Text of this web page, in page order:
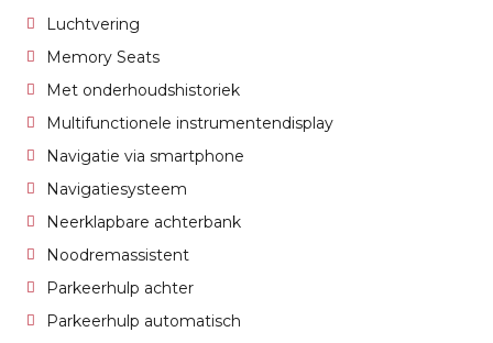
Luchtvering
Memory Seats
Met onderhoudshistoriek
Multifunctionele instrumentendisplay
Navigatie via smartphone
Navigatiesysteem
Neerklapbare achterbank
Noodremassistent
Parkeerhulp achter
Parkeerhulp automatisch